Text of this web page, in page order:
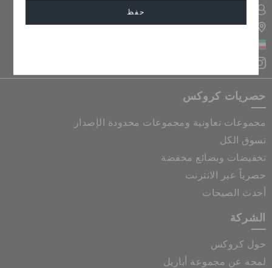
حفظ
تحديد موقع المتجر
حصريات كروكس
مجموعات تعاونية ومجموعات محدودة الإصدار
تسوق الكل
تخفيضات وبضائع مخفضة
حصرياً عبر الانترنت
أحدث الصيحات
الشركة
حول كروكس
لمحة عن مجموعة أباريل